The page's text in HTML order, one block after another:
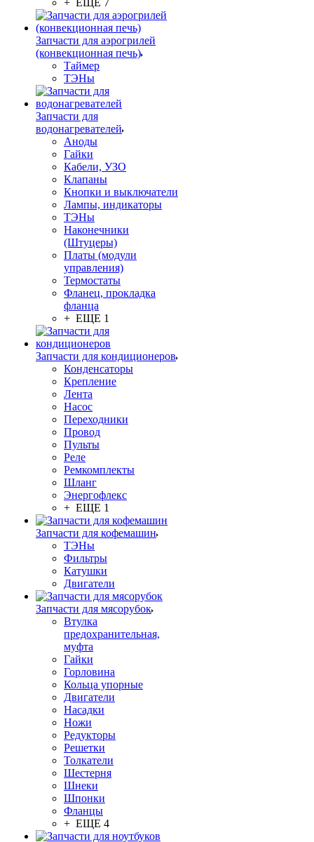
+ ЕЩЕ 7
Запчасти для аэрогрилей
(конвекционная печь)
Таймер
ТЭНы
Запчасти для
водонагревателей
Аноды
Гайки
Кабели, УЗО
Клапаны
Кнопки и выключатели
Лампы, индикаторы
ТЭНы
Наконечники
(Штуцеры)
Платы (модули
управления)
Термостаты
Фланец, прокладка
фланца
+ ЕЩЕ 1
Запчасти для кондиционеров
Конденсаторы
Крепление
Лента
Насос
Переходники
Провод
Пульты
Реле
Ремкомплекты
Шланг
Энергофлекс
+ ЕЩЕ 1
Запчасти для кофемашин
ТЭНы
Фильтры
Катушки
Двигатели
Запчасти для мясорубок
Втулка
предохранительная,
муфта
Гайки
Горловина
Кольца упорные
Двигатели
Насадки
Ножи
Редукторы
Решетки
Толкатели
Шестерня
Шнеки
Шпонки
Фланцы
+ ЕЩЕ 4